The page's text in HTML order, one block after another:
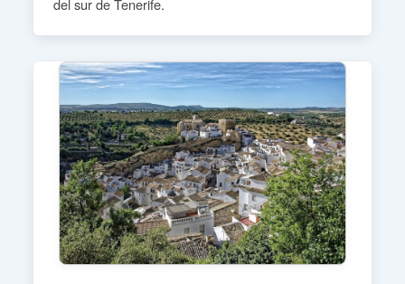
del sur de Tenerife.